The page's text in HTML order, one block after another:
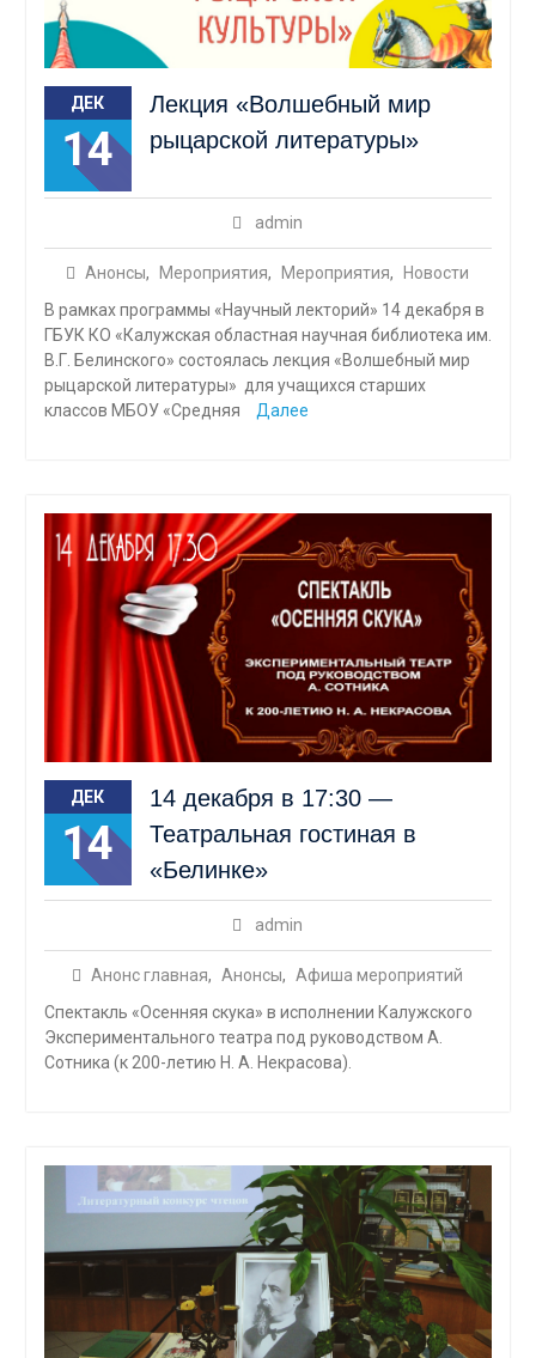
ДЕК
14
Лекция «Волшебный мир
рыцарской литературы»
admin
Анонсы, Мероприятия, Мероприятия,
Новости
В рамках программы «Научный лекторий» 14 декабря в
ГБУК КО «Калужская областная научная библиотека им.
В.Г. Белинского» состоялась лекция «Волшебный мир
рыцарской литературы» для учащихся старших
классов МБОУ «Средняя
Далее
ДЕК
14
14 декабря в 17:30 —
Театральная гостиная в
«Белинке»
admin
Анонс главная, Анонсы, Афиша мероприятий
Спектакль «Осенняя скука» в исполнении Калужского
Экспериментального театра под руководством А.
Сотника (к 200-летию Н. А. Некрасова).